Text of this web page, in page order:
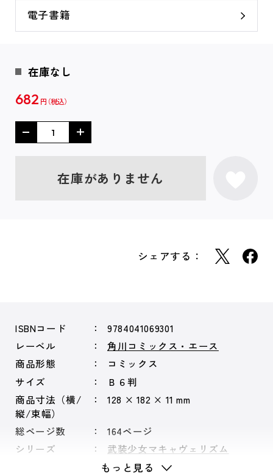
電子書籍
在庫なし
682 円
在庫がありません
シェアする：
ISBNコード
9784041069301
レーベル
角川コミックス・エース
商品形態
コミックス
サイズ
Ｂ６判
商品寸法（横/
縦/束幅）
128 × 182 × 11 mm
総ページ数
164ページ
シリーズ
武装少女マキャヴェリズム
もっと見る